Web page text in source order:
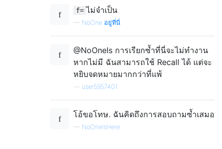
f= ไม่จำเป็น
— NoOne อยู่ที่นี่
@NoOneIs การเรียกซ้ำที่นี่จะไม่ทำงาน
หากไม่มี ฉันสามารถใช้ Recall ได้ แต่จะ
หยิบจดหมายมากกว่าที่แพ้
user5957401
โอ้ขอโทษ. ฉันคิดถึงการสอบถามซ้ำเสมอ
— NoOneIsHere